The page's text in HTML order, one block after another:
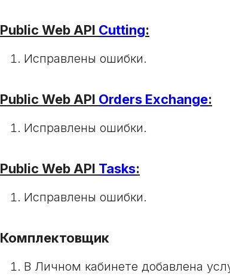
Public Web API Cutting:
Исправлены ошибки.
Public Web API Orders Exchange:
Исправлены ошибки.
Public Web API Tasks:
Исправлены ошибки.
Комплектовщик
В Личном кабинете добавлена